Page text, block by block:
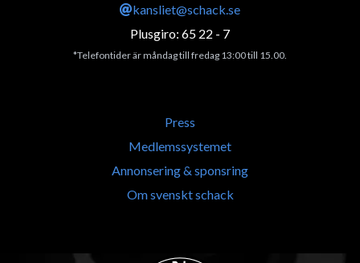
kansliet@schack.se
Plusgiro: 65 22 - 7
*Telefontider är måndag till fredag 13:00 till 15.00.
Press
Medlemssystemet
Annonsering & sponsring
Om svenskt schack